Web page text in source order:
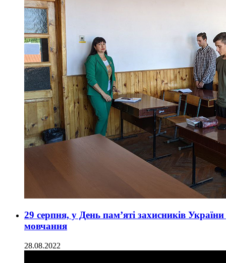
29 серпня, у День пам’яті захисників
мовчання
28.08.2022